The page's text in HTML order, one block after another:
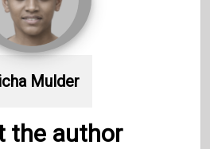
Mulder
the author